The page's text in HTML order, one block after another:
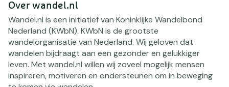
Over wandel.nl
Wandel.nl is een initiatief van Koninklijke Wandelbond
Nederland (KWbN). KWbN is de grootste
wandelorganisatie van Nederland. Wij geloven dat
wandelen bijdraagt aan een gezonder en gelukkiger
leven. Met wandel.nl willen wij zoveel mogelijk mensen
inspireren, motiveren en ondersteunen om in beweging